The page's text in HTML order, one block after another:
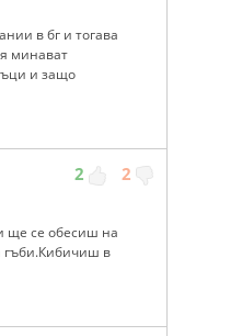
в бг и тогава
минават
и защо
2 2
ще се обесиш на
гъби.Кибичиш в